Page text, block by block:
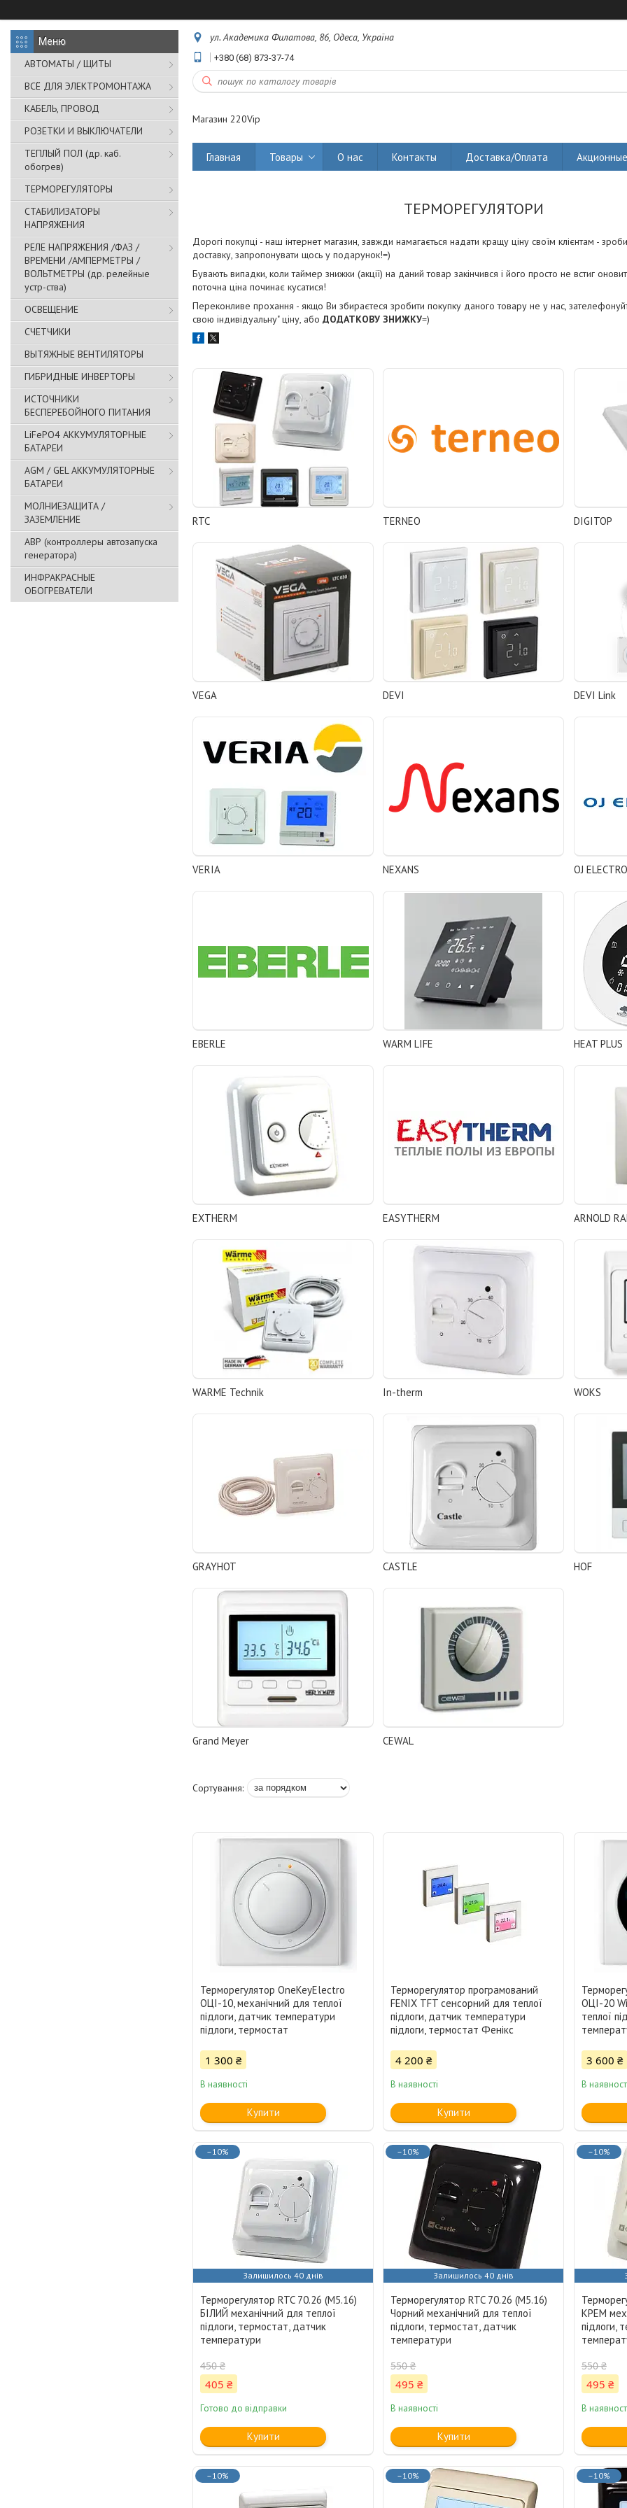
АВТОМАТЫ / ЩИТЫ
ВСЁ ДЛЯ ЭЛЕКТРОМОНТАЖА
КАБЕЛЬ, ПРОВОД
РОЗЕТКИ И ВЫКЛЮЧАТЕЛИ
ТЕПЛЫЙ ПОЛ (др. каб.
обогрев)
ТЕРМОРЕГУЛЯТОРЫ
СТАБИЛИЗАТОРЫ
НАПРЯЖЕНИЯ
РЕЛЕ НАПРЯЖЕНИЯ /ФАЗ /
ВРЕМЕНИ /АМПЕРМЕТРЫ /
ВОЛЬТМЕТРЫ (др. релейные
устр-ства)
ОСВЕЩЕНИЕ
СЧЕТЧИКИ
ВЫТЯЖНЫЕ ВЕНТИЛЯТОРЫ
ГИБРИДНЫЕ ИНВЕРТОРЫ
ИСТОЧНИКИ
БЕСПЕРЕБОЙНОГО ПИТАНИЯ
LiFePO4 АККУМУЛЯТОРНЫЕ
БАТАРЕИ
AGM / GEL АККУМУЛЯТОРНЫЕ
БАТАРЕИ
МОЛНИЕЗАЩИТА /
ЗАЗЕМЛЕНИЕ
АВР (контроллеры автозапуска
генератора)
ИНФРАКРАСНЫЕ
ОБОГРЕВАТЕЛИ
ул. Академика Филатова, 86, Одеса, Україна
+380 (68) 873-37-74
Магазин 220Vip
Главная Товары О нас Контакты Доставка/Оплата
ТЕРМОРЕГУЛЯТОРИ
Дорогі покупці - наш інтернет магазин, завжди намагається надати кращу ціну своїм клієнтам -
доставку, запропонувати щось у подарунок!=)
Бувають випадки, коли таймер знижки (акції) на даний товар закінчився і його просто не встиг
поточна ціна починає кусатися!
Переконливе прохання - якщо Ви збираєтеся зробити покупку даного товару не у нас,
свою індивідуальну" ціну, або ДОДАТКОВУ ЗНИЖКУ=)
RTC TERNEO DIGITOP
VEGA DEVI DEVI Link
VERIA NEXANS OJ
EBERLE WARM LIFE HEAT PLUS
EXTHERM EASYTHERM ARNOLD
WARME Technik In-therm WOKS
GRAYHOT CASTLE HOF
Grand Meyer CEWAL
Терморегулятор OneKeyElectro
ОЦІ-10, механічний для теплої
підлоги, датчик температури
підлоги, термостат
1 300 ₴
В наявності
Купити
Терморегулятор програмований
FENIX TFT сенсорний для теплої
підлоги, датчик температури
підлоги, термостат Фенікс
4 200 ₴
В наявності
Купити
ОЦІ-20
теплої
3 600 ₴
В
–10%
Залишилось 40 днів
Терморегулятор RTC 70.26 (M5.16)
БІЛИЙ механічний для теплої
підлоги, термостат, датчик
температури
450 ₴
405 ₴
Готово до відправки
Купити
–10%
Залишилось 40 днів
Терморегулятор RTC 70.26 (M5.16)
Чорний механічний для теплої
підлоги, термостат, датчик
температури
550 ₴
495 ₴
В наявності
Купити
–10%
КРЕМ
підлоги,
550 ₴
495 ₴
В
–10% –10% –10%